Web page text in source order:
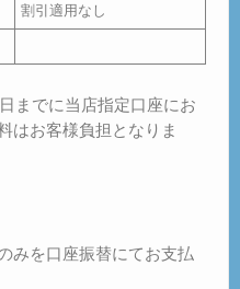
割引適用なし
までに当店指定口座にお
はお客様負担となりま
みを口座振替にてお支払